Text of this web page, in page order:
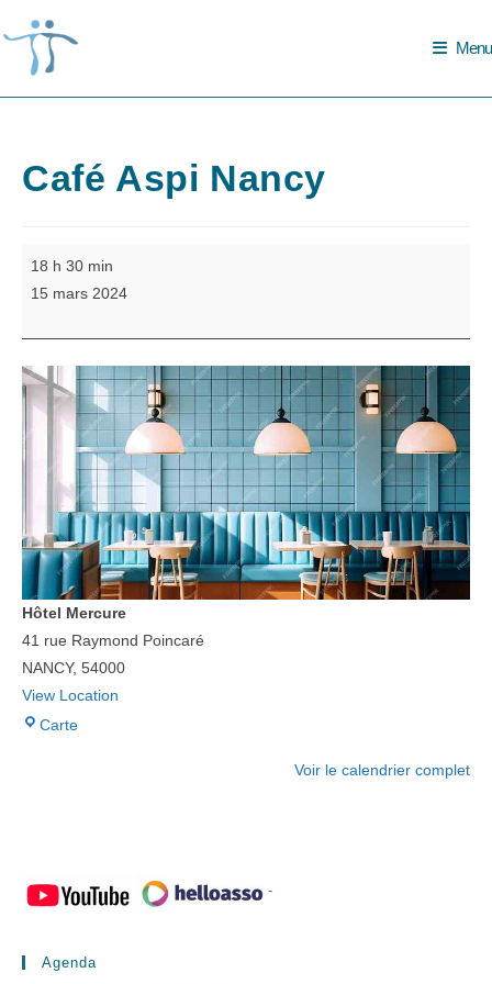
to
content
Menu
Café Aspi Nancy
18 h 30 min
15 mars 2024
Hôtel Mercure
41 rue Raymond Poincaré
NANCY, 54000
View Location
Carte
Voir le calendrier complet
-
Agenda